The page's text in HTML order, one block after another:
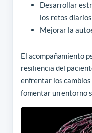
Desarrollar
los retos
Mejorar la
El acompañamiento
resiliencia del
enfrentar los
fomentar un entorno